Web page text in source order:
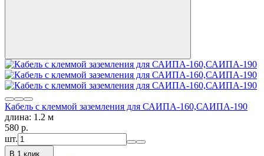
Кабель с клеммой заземления для САИПА-160,САИПА-190
длина: 1.2 м
580 p.
шт.
В 1 клик